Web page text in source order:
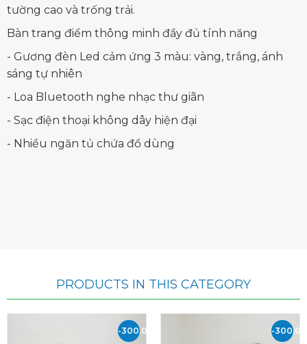
tường cao và trống trải.
Bàn trang điểm thông minh đầy đủ tính năng
- Gương đèn Led cảm ứng 3 màu: vàng, trắng, ánh
sáng tự nhiên
- Loa Bluetooth nghe nhạc thư giãn
- Sạc điện thoại không dây hiện đại
- Nhiều ngăn tủ chứa đồ dùng
PRODUCTS IN THIS CATEGORY
-300.000 -